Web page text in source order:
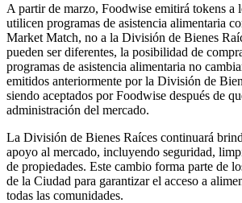
A partir de marzo, Foodwise emitirá tokens a
utilicen programas de asistencia alimentaria
Market Match, no a la División de Bienes
pueden ser diferentes, la posibilidad de
programas de asistencia alimentaria no
emitidos anteriormente por la División de
siendo aceptados por Foodwise después de
administración del mercado.
La División de Bienes Raíces continuará
apoyo al mercado, incluyendo seguridad,
de propiedades. Este cambio forma parte de
de la Ciudad para garantizar el acceso a
todas las comunidades.